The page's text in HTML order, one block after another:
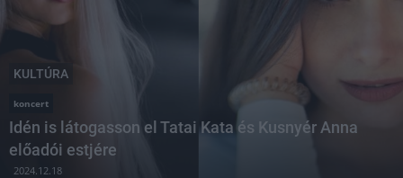
KULTÚRA
koncert
Idén is látogasson el Tatai Kata és Kusnyér Anna
előadói estjére
2024.12.18